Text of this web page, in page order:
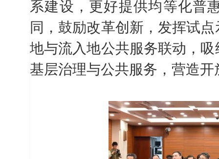
系建设，更好提供均等化普
同，鼓励改革创新，发挥试
地与流入地公共服务联动，
基层治理与公共服务，营造